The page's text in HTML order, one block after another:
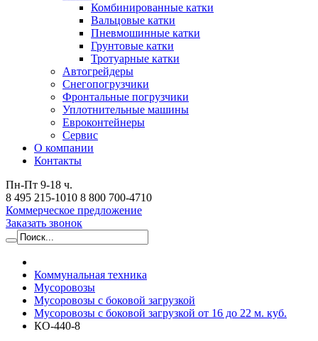
Комбинированные катки
Вальцовые катки
Пневмошинные катки
Грунтовые катки
Тротуарные катки
Автогрейдеры
Снегопогрузчики
Фронтальные погрузчики
Уплотнительные машины
Евроконтейнеры
Сервис
О компании
Контакты
Пн-Пт 9-18 ч.
8 495 215-1010 8 800 700-4710
Коммерческое предложение
Заказать звонок
Коммунальная техника
Мусоровозы
Мусоровозы с боковой загрузкой
Мусоровозы с боковой загрузкой от 16 до 22 м. куб.
КО-440-8